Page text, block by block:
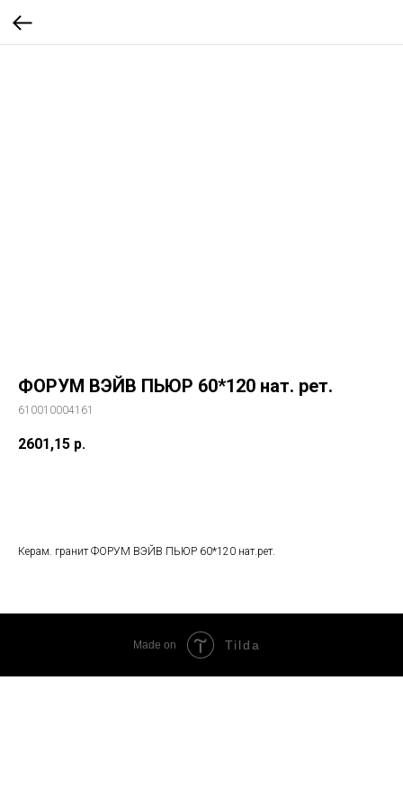
ФОРУМ ВЭЙВ ПЬЮР 60*120 нат. рет.
610010004161
2601,15 р.
Керам. гранит ФОРУМ ВЭЙВ ПЬЮР 60*120 нат.рет.
Made on Tilda